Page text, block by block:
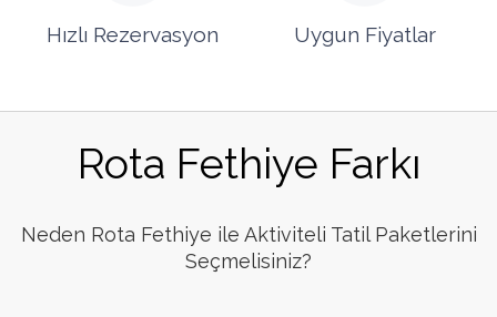
Hızlı Rezervasyon Uygun Fiyatlar
Rota Fethiye Farkı
Neden Rota Fethiye ile Aktiviteli Tatil Paketlerini
Seçmelisiniz?